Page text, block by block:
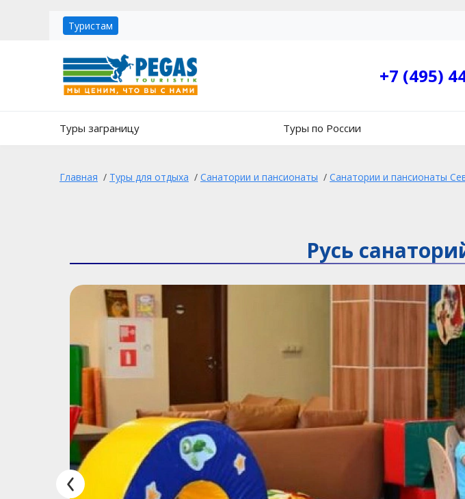
Туристам
+7 (495)
Туры заграницу Туры по России
Главная / Туры для отдыха / Санатории и пансионаты / Санатории и пансионаты
Русь